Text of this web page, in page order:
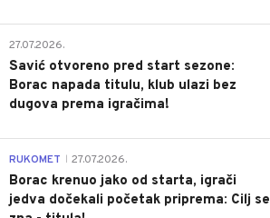
27.07.2026.
Savić otvoreno pred start sezone:
Borac napada titulu, klub ulazi bez
dugova prema igračima!
RUKOMET 27.07.2026.
Borac krenuo jako od starta, igrači
jedva dočekali početak priprema: Cilj se